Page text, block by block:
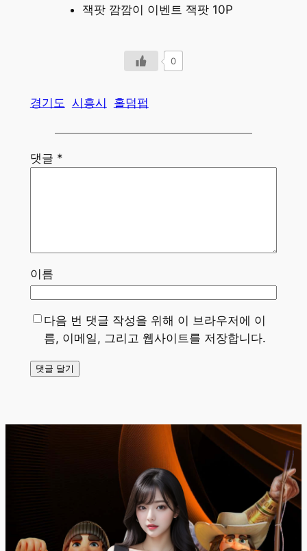
잭팟 깜깜이 이벤트 잭팟 10P
0
경기도 시흥시 홀덤펍
댓글 *
이름
다음 번 댓글 작성을 위해 이 브라우저에 이
름, 이메일, 그리고 웹사이트를 저장합니다.